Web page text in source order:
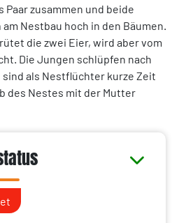
Paar zusammen und beide
Nestbau hoch in den Bäumen.
die zwei Eier, wird aber vom
Die Jungen schlüpfen nach
sind als Nestflüchter kurze Zeit
des Nestes mit der Mutter